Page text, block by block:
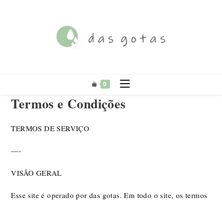
0
Termos e Condições
TERMOS DE SERVIÇO
—-
VISÃO GERAL
Esse site é operado por das gotas. Em todo o site, os termos